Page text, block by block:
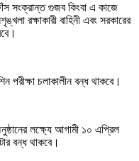
সংক্রান্ত গুজব কিংবা এ কাজে
রক্ষাকারী বাহিনী এবং সরকারের
পরীক্ষা চলাকালীন বন্ধ থাকবে।
লক্ষ্যে আগামী ১০ এপ্রিল
বন্ধ থাকবে।